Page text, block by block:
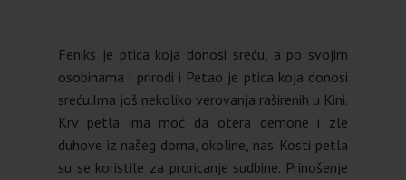
Feniks je ptica koja donosi sreću, a po svojim
osobinama i prirodi i Petao je ptica koja donosi
sreću.Ima još nekoliko verovanja raširenih u Kini.
Krv petla ima moć da otera demone i zle
duhove iz našeg doma, okoline, nas. Kosti petla
su se koristile za proricanje sudbine. Prinošenje